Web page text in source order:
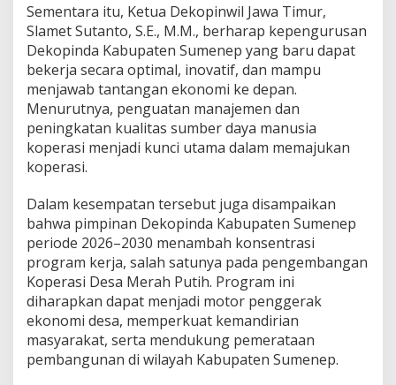
Sementara itu, Ketua Dekopinwil Jawa Timur,
Slamet Sutanto, S.E., M.M., berharap kepengurusan
Dekopinda Kabupaten Sumenep yang baru dapat
bekerja secara optimal, inovatif, dan mampu
menjawab tantangan ekonomi ke depan.
Menurutnya, penguatan manajemen dan
peningkatan kualitas sumber daya manusia
koperasi menjadi kunci utama dalam memajukan
koperasi.
Dalam kesempatan tersebut juga disampaikan
bahwa pimpinan Dekopinda Kabupaten Sumenep
periode 2026–2030 menambah konsentrasi
program kerja, salah satunya pada pengembangan
Koperasi Desa Merah Putih. Program ini
diharapkan dapat menjadi motor penggerak
ekonomi desa, memperkuat kemandirian
masyarakat, serta mendukung pemerataan
pembangunan di wilayah Kabupaten Sumenep.